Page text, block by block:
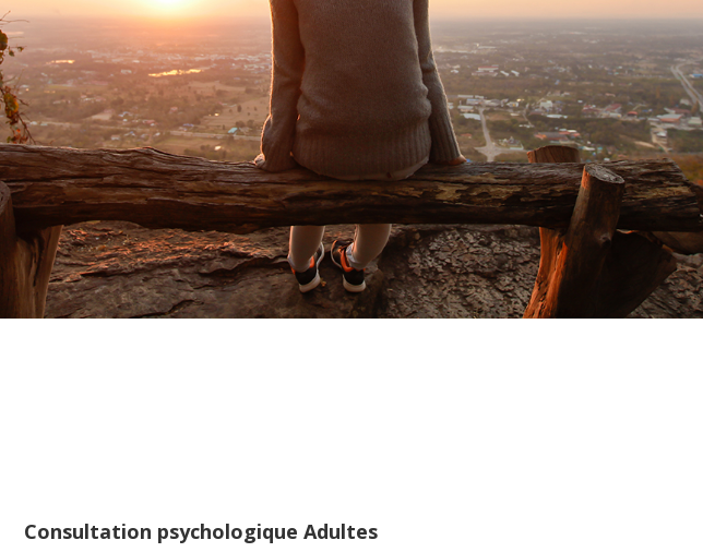
Consultation psychologique Adultes